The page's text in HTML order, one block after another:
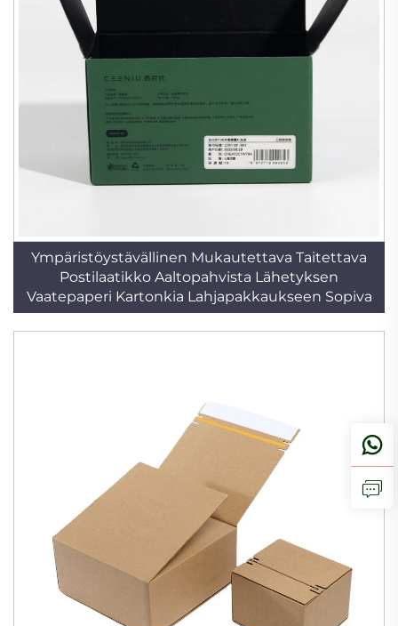
Ympäristöystävällinen Mukautettava Taitettava
Postilaatikko Aaltopahvista Lähetyksen
Vaatepaperi Kartonkia Lahjapakkaukseen Sopiva